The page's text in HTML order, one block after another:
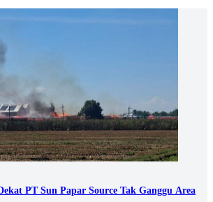
PT Sun Papar Source Tak Ganggu Area